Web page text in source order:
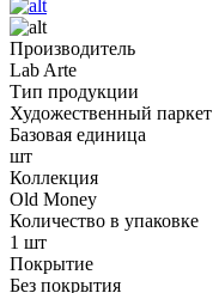
Производитель
Lab Arte
Тип продукции
Художественный паркет
Базовая единица
шт
Коллекция
Old Money
Количество в упаковке
1 шт
Покрытие
Без покрытия